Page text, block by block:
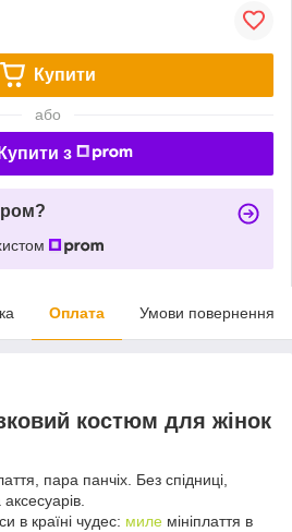
Купити
або
Купити з
Оплата Умови повернення
костюм для жінок
пара панчіх. Без спідниці,
в країні чудес: миле мініплаття в